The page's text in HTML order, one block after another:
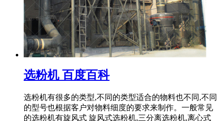
选粉机 百度百科
选粉机有很多的类型,不同的类型适合的物料也不同,不同
的型号也根据客户对物料细度的要求来制作。一般常见
的选粉机有旋风式 旋风式选粉机,三分离选粉机,离心式